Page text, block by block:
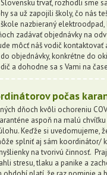
trvať, rozhodli sme
sa už zapojili školy, čo nás
nazbieraný
zadávať objednávky na
môcť náš vodič
objednávky, konkrétne do
a dohodne sa s Vami na
počas
dňoch kvôli ochoreniu
aspoň na malú
Keďže si uvedomujeme,
splniť aj sám koordinátor/
na tvorivú činnosť.
stresu, tlaku a panike a